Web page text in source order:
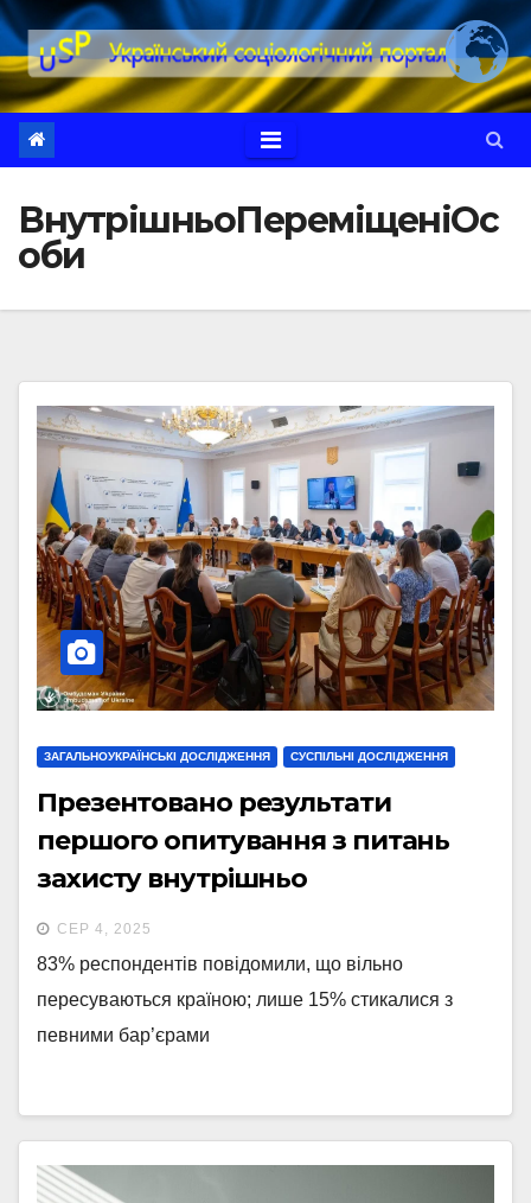
Перейти
до
вмісту
ВнутрішньоПереміщеніОс
оби
ЗАГАЛЬНОУКРАЇНСЬКІ ДОСЛІДЖЕННЯ СУСПІЛЬНІ ДОСЛІДЖЕННЯ
Презентовано результати
першого опитування з питань
захисту внутрішньо
переміщених осіб в Україні
СЕР 4, 2025
83% респондентів повідомили, що вільно
пересуваються країною; лише 15% стикалися з
певними бар’єрами